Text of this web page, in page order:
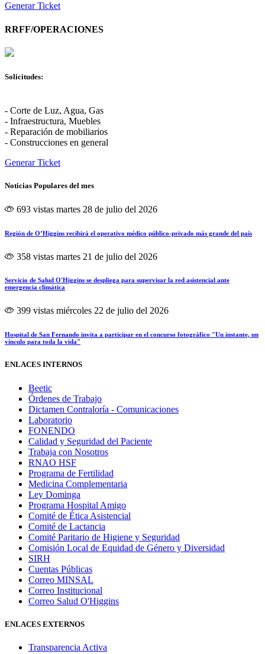
Generar Ticket
RRFF/OPERACIONES
Solicitudes:
- Corte de Luz, Agua, Gas
- Infraestructura, Muebles
- Reparación de mobiliarios
- Construcciones en general
Generar Ticket
Noticias Populares del mes
693 vistas martes 28 de julio del 2026
Región de O’Higgins recibirá el operativo médico público-privado más grande del país
358 vistas martes 21 de julio del 2026
Servicio de Salud O'Higgins se despliega para supervisar la red asistencial ante
emergencia climática
399 vistas miércoles 22 de julio del 2026
Hospital de San Fernando invita a participar en el concurso fotográfico "Un instante, un
vínculo para toda la vida"
ENLACES INTERNOS
Beetic
Órdenes de Trabajo
Dictamen Contraloría - Comunicaciones
Laboratorio
FONENDO
Calidad y Seguridad del Paciente
Trabaja con Nosotros
RNAO HSF
Programa de Fertilidad
Medicina Complementaria
Ley Dominga
Programa Hospital Amigo
Comité de Ética Asistencial
Comité de Lactancia
Comité Paritario de Higiene y Seguridad
Comisión Local de Equidad de Género y Diversidad
SIRH
Cuentas Públicas
Correo MINSAL
Correo Institucional
Correo Salud O'Higgins
ENLACES EXTERNOS
Transparencia Activa